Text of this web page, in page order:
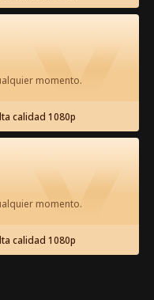
la Oscuridad
Todos los Episodios
38
momento.
calidad 1080p
momento.
calidad 1080p